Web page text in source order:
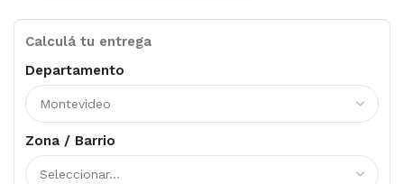
Calculá tu entrega
Departamento
Zona / Barrio